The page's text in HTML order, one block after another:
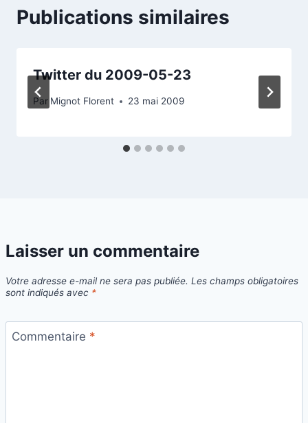
Publications similaires
Twitter du 2009-05-23
Par Mignot Florent 23 mai 2009
Laisser un commentaire
Votre adresse e-mail ne sera pas publiée. Les champs obligatoires
sont indiqués avec *
Commentaire *